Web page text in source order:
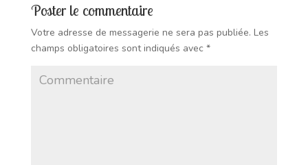
Poster le commentaire
Votre adresse de messagerie ne sera pas publiée. Les
champs obligatoires sont indiqués avec *